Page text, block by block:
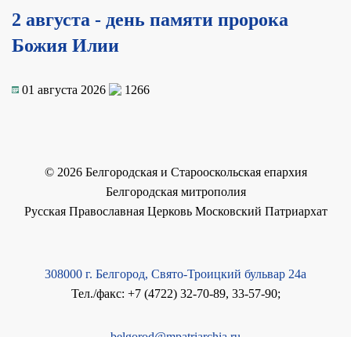
2 августа - день памяти пророка
Божия Илии
01 августа 2026 1266
© 2026Белгородская и Старооскольская епархия
Белгородская митрополия
Русская Православная Церковь Московский Патриархат
308000 г. Белгород, Свято-Троицкий бульвар 24а
Тел./факс: +7 (4722) 32-70-89, 33-57-90;